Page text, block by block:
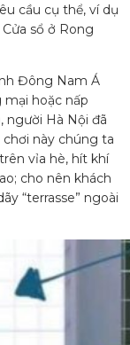
cầu cụ thể, ví dụ
sổ ở Rong
Đông Nam Á
hoặc nấp
người Hà Nội đã
chơi này chúng ta
vỉa hè, hít khí
cho nên khách
“terrasse” ngoài